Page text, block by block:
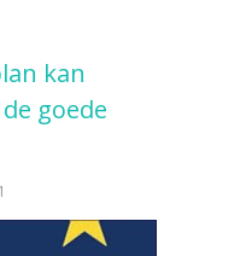
kan
goede